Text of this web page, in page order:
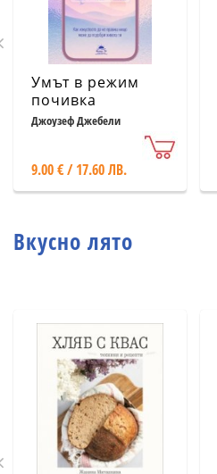
Умът в режим
почивка
Джоузеф Джебели
9.00 € / 17.60 ЛВ.
Вкусно лято